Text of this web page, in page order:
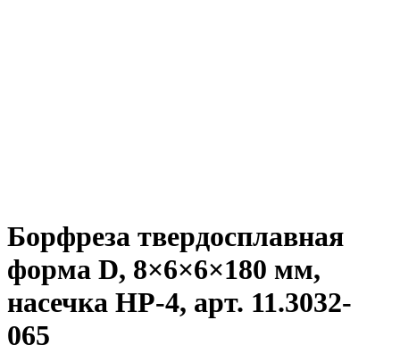
Борфреза твердосплавная
форма D, 8×6×6×180 мм,
насечка HP-4, арт. 11.3032-
065